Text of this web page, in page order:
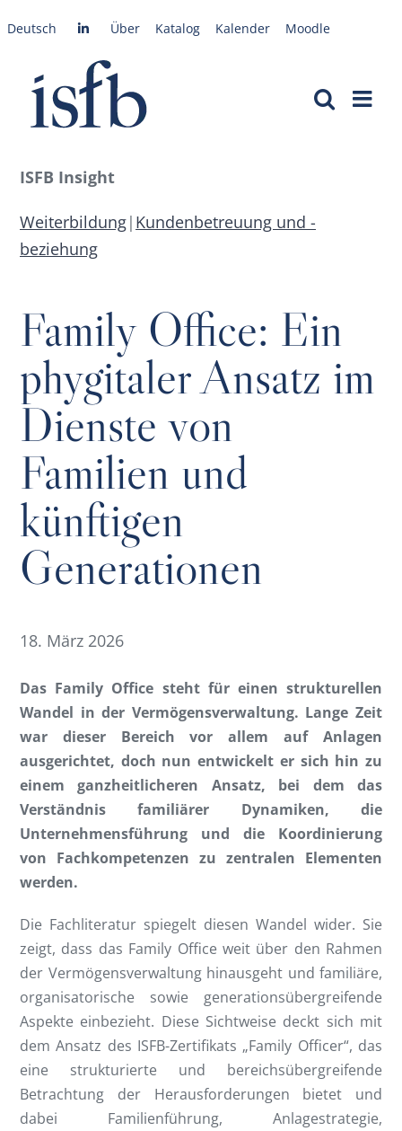
Inhalt
Deutsch Über Katalog Kalender Moodle
ISFB Insight
Weiterbildung| Kundenbetreuung und -
beziehung
Family Office: Ein
phygitaler Ansatz im
Dienste von
Familien und
künftigen
Generationen
18. März 2026
Das Family Office steht für einen strukturellen
Wandel in der Vermögensverwaltung. Lange Zeit
war dieser Bereich vor allem auf Anlagen
ausgerichtet, doch nun entwickelt er sich hin zu
einem ganzheitlicheren Ansatz, bei dem das
Verständnis familiärer Dynamiken, die
Unternehmensführung und die Koordinierung
von Fachkompetenzen zu zentralen Elementen
werden.
Die Fachliteratur spiegelt diesen Wandel wider. Sie
zeigt, dass das Family Office weit über den Rahmen
der Vermögensverwaltung hinausgeht und familiäre,
organisatorische sowie generationsübergreifende
Aspekte einbezieht. Diese Sichtweise deckt sich mit
dem Ansatz des ISFB-Zertifikats „Family Officer“, das
eine strukturierte und bereichsübergreifende
Betrachtung der Herausforderungen bietet und
dabei Familienführung, Anlagestrategie,